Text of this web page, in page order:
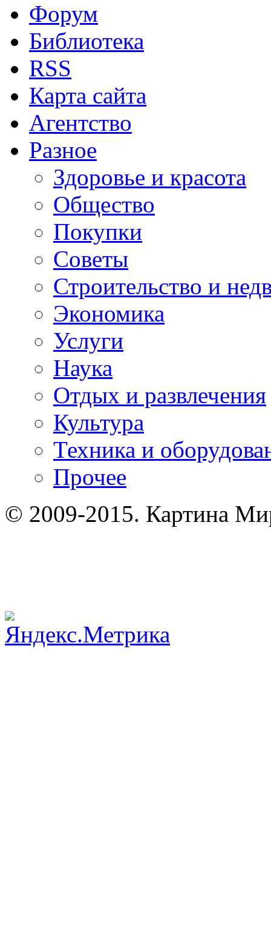
Форум
Библиотека
RSS
Карта сайта
Агентство
Разное
Здоровье и красота
Общество
Покупки
Советы
Строительство и
Экономика
Услуги
Наука
Отдых и развлечения
Культура
Техника и
Прочее
© 2009-2015. Картина